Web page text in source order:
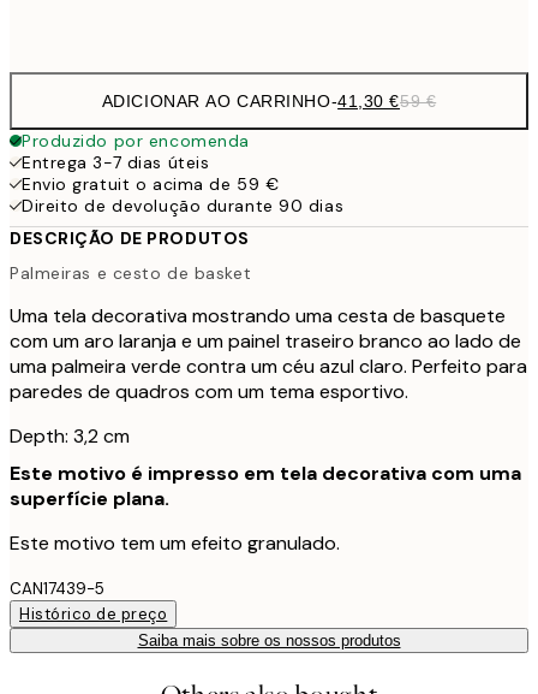
ADICIONAR AO CARRINHO-41,30 €59 €
Produzido por encomenda
Entrega 3-7 dias úteis
Envio gratuit o acima de 59 €
Direito de devolução durante 90 dias
DESCRIÇÃO DE PRODUTOS
Palmeiras e cesto de basket
Uma tela decorativa mostrando uma cesta de basquete
com um aro laranja e um painel traseiro branco ao lado de
uma palmeira verde contra um céu azul claro. Perfeito para
paredes de quadros com um tema esportivo.
Depth: 3,2 cm
Este motivo é impresso em tela decorativa com uma
superfície plana.
Este motivo tem um efeito granulado.
CAN17439-5
Histórico de preço
Saiba mais sobre os nossos produtos